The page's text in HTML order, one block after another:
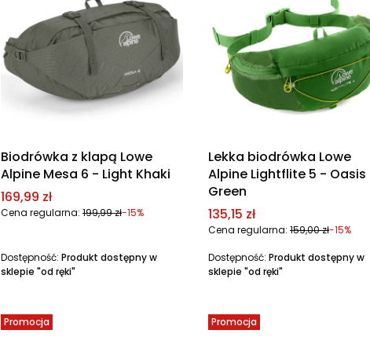
Biodrówka z klapą Lowe
Alpine Mesa 6 - Light Khaki
Cena promocyjna
169,99 zł
Cena regularna: 199,99 zł-15%
Dostępność: Produkt dostępny w
sklepie "od ręki"
Lekka biodrówka Lowe
Alpine Lightflite 5 - Oasis
Green
Cena promocyjna
135,15 zł
Cena regularna: 159,00 zł-15%
Dostępność: Produkt dostępny w
sklepie "od ręki"
Promocja Promocja